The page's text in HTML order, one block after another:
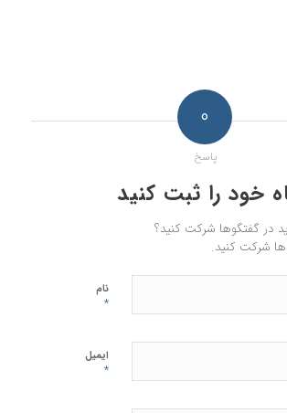
0
پاسخ
خود را ثبت کنید
در گفتگوها شرکت کنید؟
ها شرکت کنید.
نام
*
ایمیل
*